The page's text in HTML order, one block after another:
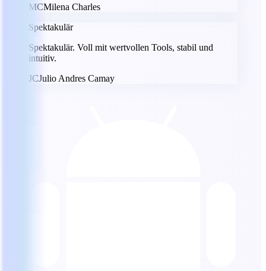
MCMilena Charles
Spektakulär
Spektakulär. Voll mit wertvollen Tools, stabil und
intuitiv.
JCJulio Andres Camay